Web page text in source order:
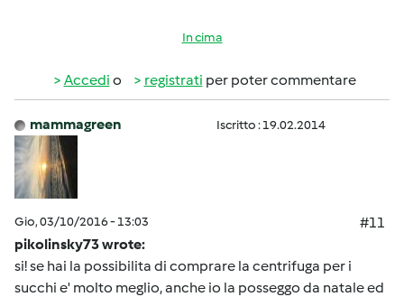
In cima
Accedi o registrati per poter commentare
mammagreen Iscritto : 19.02.2014
Gio, 03/10/2016 - 13:03
#11
pikolinsky73 wrote:
si! se hai la possibilita di comprare la centrifuga per i
succhi e' molto meglio, anche io la posseggo da natale ed